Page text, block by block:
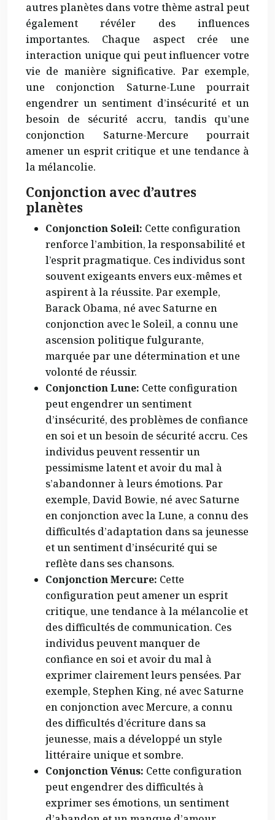
autres planètes dans votre thème astral peut
également révéler des influences
importantes. Chaque aspect crée une
interaction unique qui peut influencer votre
vie de manière significative. Par exemple,
une conjonction Saturne-Lune pourrait
engendrer un sentiment d’insécurité et un
besoin de sécurité accru, tandis qu’une
conjonction Saturne-Mercure pourrait
amener un esprit critique et une tendance à
la mélancolie.
Conjonction avec d’autres
planètes
Conjonction Soleil: Cette configuration
renforce l’ambition, la responsabilité et
l’esprit pragmatique. Ces individus sont
souvent exigeants envers eux-mêmes et
aspirent à la réussite. Par exemple,
Barack Obama, né avec Saturne en
conjonction avec le Soleil, a connu une
ascension politique fulgurante,
marquée par une détermination et une
volonté de réussir.
Conjonction Lune: Cette configuration
peut engendrer un sentiment
d’insécurité, des problèmes de confiance
en soi et un besoin de sécurité accru. Ces
individus peuvent ressentir un
pessimisme latent et avoir du mal à
s’abandonner à leurs émotions. Par
exemple, David Bowie, né avec Saturne
en conjonction avec la Lune, a connu des
difficultés d’adaptation dans sa jeunesse
et un sentiment d’insécurité qui se
reflète dans ses chansons.
Conjonction Mercure: Cette
configuration peut amener un esprit
critique, une tendance à la mélancolie et
des difficultés de communication. Ces
individus peuvent manquer de
confiance en soi et avoir du mal à
exprimer clairement leurs pensées. Par
exemple, Stephen King, né avec Saturne
en conjonction avec Mercure, a connu
des difficultés d’écriture dans sa
jeunesse, mais a développé un style
littéraire unique et sombre.
Conjonction Vénus: Cette configuration
peut engendrer des difficultés à
exprimer ses émotions, un sentiment